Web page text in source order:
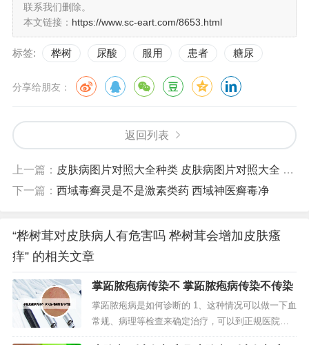
联系我们删除。
本文链接： https://www.sc-eart.com/8653.html
标签: 桦树 尿酸 服用 患者 糖尿
分享给朋友：
返回列表
上一篇： 皮肤病图片对照大全种类 皮肤病图片对照大全 查看图片
下一篇： 西域毒癣灵是不是激素类药 西域神医癣毒净
“桦树茸对皮肤病人有危害吗 桦树茸会增加皮肤瘙
痒” 的相关文章
掌跖脓疱病传染不 掌跖脓疱病传染不传染
掌跖脓疱病是如何诊断的 1、这种情况可以做一下血
常规、病理等检查来确定治疗，可以到正规医院皮
肤科就诊检查治疗。2、实验室检查脓疱液细菌培养